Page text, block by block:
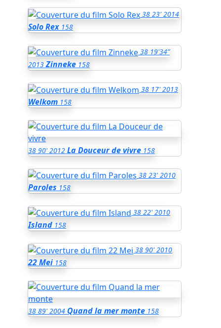
38 23' 2014
Solo Rex 158
38 19'34”
2013 Zinneke 158
38 17' 2013
Welkom 158
38 90' 2012 La Douceur de vivre 158
38 23' 2010
Paroles 158
38 22' 2010
Island 158
38 90' 2010
22 Mei 158
38 89' 2004 Quand la mer monte 158